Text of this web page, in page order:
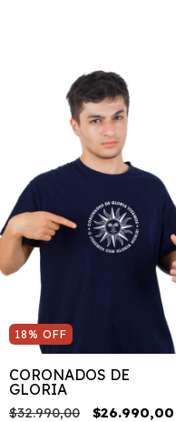
18% OFF
CORONADOS DE
GLORIA
$32.990,00 $26.990,00